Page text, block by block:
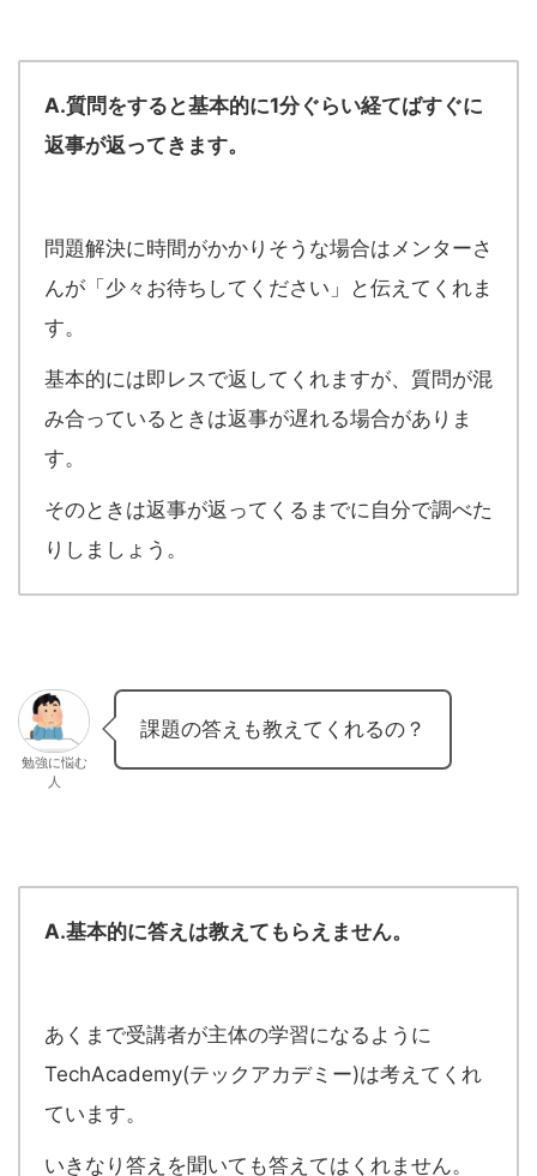
A.質問をすると基本的に1分ぐらい経てばすぐに
返事が返ってきます。
問題解決に時間がかかりそうな場合はメンターさ
んが「少々お待ちしてください」と伝えてくれま
す。
基本的には即レスで返してくれますが、質問が混
み合っているときは返事が遅れる場合がありま
す。
そのときは返事が返ってくるまでに自分で調べた
りしましょう。
勉強に悩む
人
課題の答えも教えてくれるの？
A.基本的に答えは教えてもらえません。
あくまで受講者が主体の学習になるように
TechAcademy(テックアカデミー)は考えてくれ
ています。
いきなり答えを聞いても答えてはくれません。